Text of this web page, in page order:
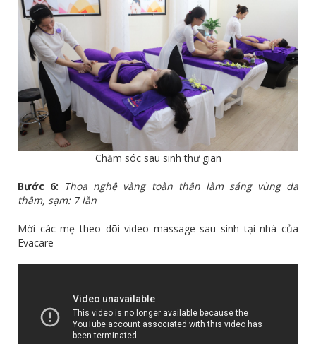
Chăm sóc sau sinh thư giãn
Bước 6: Thoa nghệ vàng toàn thân làm sáng vùng da
thâm, sạm: 7 lần
Mời các mẹ theo dõi video massage sau sinh tại nhà của
Evacare